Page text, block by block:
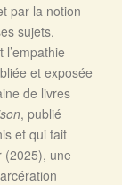
par la notion
sujets,
et exposée
de livres
, publié
et qui fait
(2025), une